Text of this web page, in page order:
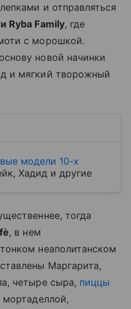
и отправляться
Ryba Family, где
с морошкой.
новой начинки
и мягкий творожный
модели 10-х
Хадид и другие
тогда
, в нем
неаполитанском
Маргарита,
четыре сыра, пиццы
мортаделлой,